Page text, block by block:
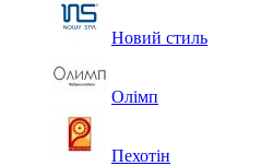
Новий стиль
Олімп
Пехотін